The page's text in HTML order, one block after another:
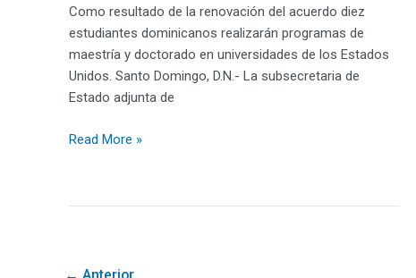
Como resultado de la renovación del acuerdo diez
estudiantes dominicanos realizarán programas de
maestría y doctorado en universidades de los Estados
Unidos. Santo Domingo, D.N.- La subsecretaria de
Estado adjunta de
Read More »